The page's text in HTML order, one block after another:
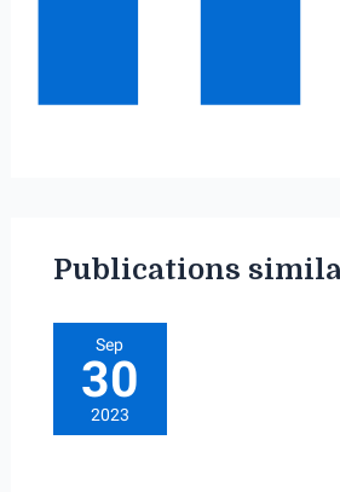
Publications
Sep
30
2023